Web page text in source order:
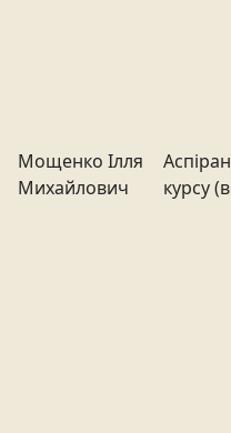
Мощенко Ілля
Михайлович
курсу